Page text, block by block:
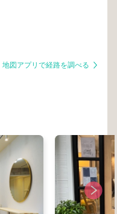
地図アプリで経路を調べる